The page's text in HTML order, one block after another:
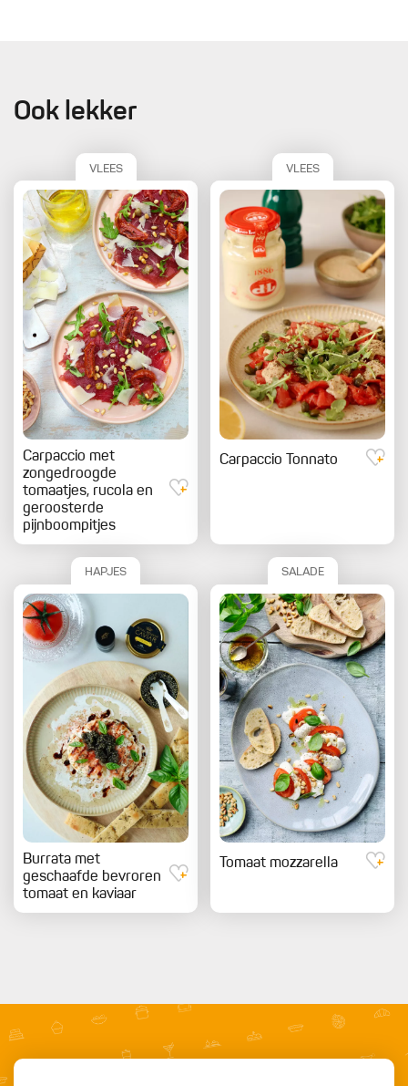
Ook lekker
VLEES
Carpaccio met
zongedroogde
tomaatjes, rucola en
geroosterde
pijnboompitjes
VLEES
Carpaccio Tonnato
HAPJES
Burrata met
geschaafde bevroren
tomaat en kaviaar
SALADE
Tomaat mozzarella